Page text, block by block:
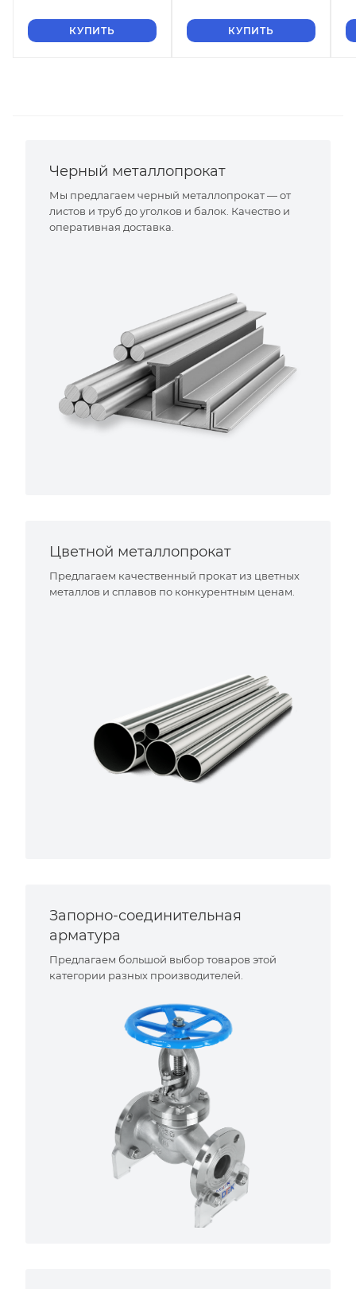
КУПИТЬ КУПИТЬ
Черный металлопрокат
Мы предлагаем черный металлопрокат — от
листов и труб до уголков и балок. Качество и
оперативная доставка.
Цветной металлопрокат
Предлагаем качественный прокат из цветных
металлов и сплавов по конкурентным ценам.
Запорно-соединительная
арматура
Предлагаем большой выбор товаров этой
категории разных производителей.